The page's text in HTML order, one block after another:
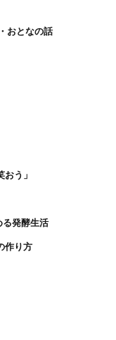
おとなの話
う」
る発酵生活
作り方